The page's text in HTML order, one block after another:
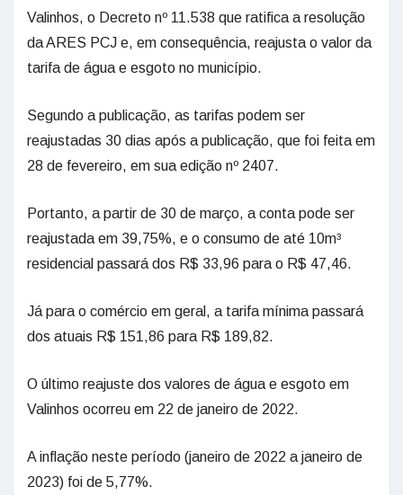
Valinhos, o Decreto nº 11.538 que ratifica a resolução
da ARES PCJ e, em consequência, reajusta o valor da
tarifa de água e esgoto no município.
Segundo a publicação, as tarifas podem ser
reajustadas 30 dias após a publicação, que foi feita em
28 de fevereiro, em sua edição nº 2407.
Portanto, a partir de 30 de março, a conta pode ser
reajustada em 39,75%, e o consumo de até 10m³
residencial passará dos R$ 33,96 para o R$ 47,46.
Já para o comércio em geral, a tarifa mínima passará
dos atuais R$ 151,86 para R$ 189,82.
O último reajuste dos valores de água e esgoto em
Valinhos ocorreu em 22 de janeiro de 2022.
A inflação neste período (janeiro de 2022 a janeiro de
2023) foi de 5,77%.